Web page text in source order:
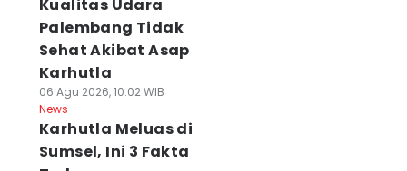
Kualitas Udara
Palembang Tidak
Sehat Akibat Asap
Karhutla
06 Agu 2026, 10:02 WIB
News
Karhutla Meluas di
Sumsel, Ini 3 Fakta